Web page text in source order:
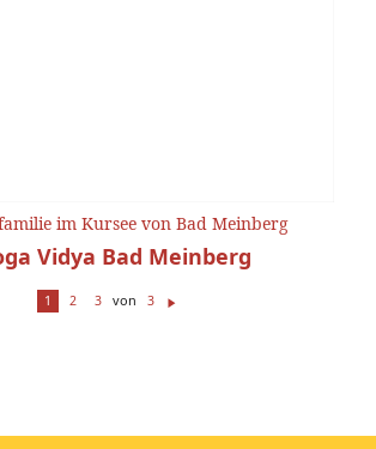
im Kursee von Bad Meinberg
Vidya Bad Meinberg
1 2 3 von 3